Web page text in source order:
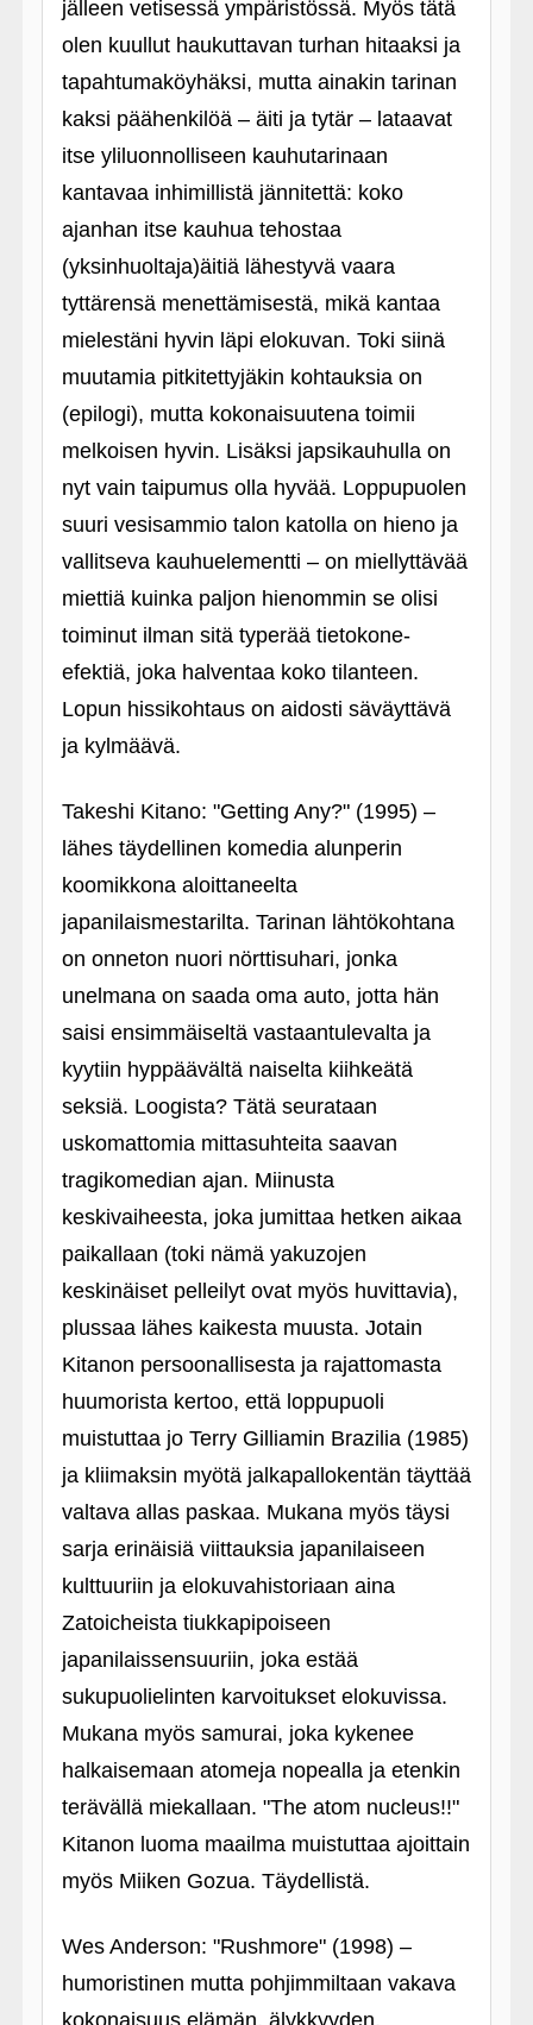
jälleen vetisessä ympäristössä. Myös tätä
olen kuullut haukuttavan turhan hitaaksi ja
tapahtumaköyhäksi, mutta ainakin tarinan
kaksi päähenkilöä – äiti ja tytär – lataavat
itse yliluonnolliseen kauhutarinaan
kantavaa inhimillistä jännitettä: koko
ajanhan itse kauhua tehostaa
(yksinhuoltaja)äitiä lähestyvä vaara
tyttärensä menettämisestä, mikä kantaa
mielestäni hyvin läpi elokuvan. Toki siinä
muutamia pitkitettyjäkin kohtauksia on
(epilogi), mutta kokonaisuutena toimii
melkoisen hyvin. Lisäksi japsikauhulla on
nyt vain taipumus olla hyvää. Loppupuolen
suuri vesisammio talon katolla on hieno ja
vallitseva kauhuelementti – on miellyttävää
miettiä kuinka paljon hienommin se olisi
toiminut ilman sitä typerää tietokone-
efektiä, joka halventaa koko tilanteen.
Lopun hissikohtaus on aidosti säväyttävä
ja kylmäävä.
Takeshi Kitano: "Getting Any?" (1995) –
lähes täydellinen komedia alunperin
koomikkona aloittaneelta
japanilaismestarilta. Tarinan lähtökohtana
on onneton nuori nörttisuhari, jonka
unelmana on saada oma auto, jotta hän
saisi ensimmäiseltä vastaantulevalta ja
kyytiin hyppäävältä naiselta kiihkeätä
seksiä. Loogista? Tätä seurataan
uskomattomia mittasuhteita saavan
tragikomedian ajan. Miinusta
keskivaiheesta, joka jumittaa hetken aikaa
paikallaan (toki nämä yakuzojen
keskinäiset pelleilyt ovat myös huvittavia),
plussaa lähes kaikesta muusta. Jotain
Kitanon persoonallisesta ja rajattomasta
huumorista kertoo, että loppupuoli
muistuttaa jo Terry Gilliamin Brazilia (1985)
ja kliimaksin myötä jalkapallokentän täyttää
valtava allas paskaa. Mukana myös täysi
sarja erinäisiä viittauksia japanilaiseen
kulttuuriin ja elokuvahistoriaan aina
Zatoicheista tiukkapipoiseen
japanilaissensuuriin, joka estää
sukupuolielinten karvoitukset elokuvissa.
Mukana myös samurai, joka kykenee
halkaisemaan atomeja nopealla ja etenkin
terävällä miekallaan. "The atom nucleus!!"
Kitanon luoma maailma muistuttaa ajoittain
myös Miiken Gozua. Täydellistä.
Wes Anderson: "Rushmore" (1998) –
humoristinen mutta pohjimmiltaan vakava
kokonaisuus elämän, älykkyyden,